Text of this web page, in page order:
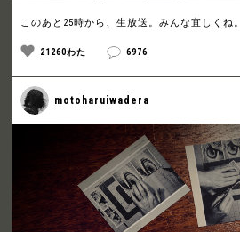
このあと25時から、生放送。みんな宜しくね。
21260わた 6976
motoharuiwadera